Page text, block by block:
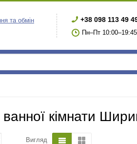
та обмін
+38 098 113 49
Пн–Пт
кімнати
Вигляд